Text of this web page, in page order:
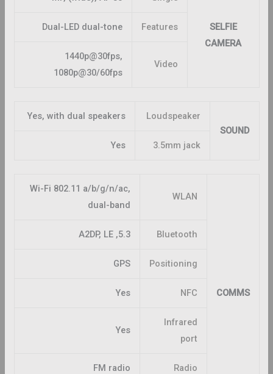
SELFIE
CAMERA
Features
Dual-LED dual-tone
Video
1440p@30fps,
1080p@30/60fps
SOUND
Loudspeaker
Yes, with dual speakers
3.5mm jack
Yes
COMMS
WLAN
Wi-Fi 802.11 a/b/g/n/ac,
dual-band
Bluetooth
5.3, A2DP, LE
Positioning
GPS
NFC
Yes
Infrared
port
Yes
Radio
FM radio